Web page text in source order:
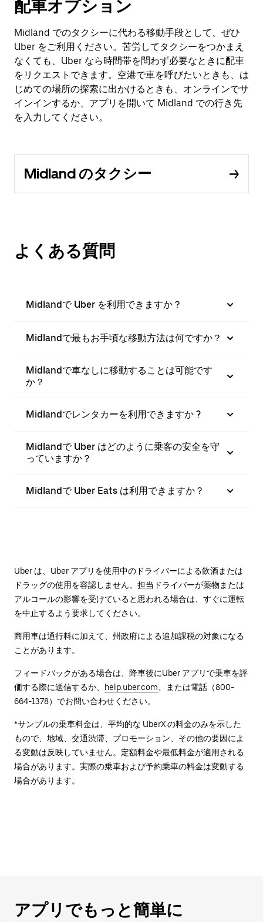
配車オプション
Midland でのタクシーに代わる移動手段として、ぜひ
Uber をご利用ください。苦労してタクシーをつかまえ
なくても、Uber なら時間帯を問わず必要なときに配車
をリクエストできます。空港で車を呼びたいときも、は
じめての場所の探索に出かけるときも、オンラインでサ
インインするか、アプリを開いて Midland での行き先
を入力してください。
Midland のタクシー
よくある質問
Midlandで Uber を利用できますか？
Midlandで最もお手頃な移動方法は何ですか？
Midlandで車なしに移動することは可能です
か？
Midlandでレンタカーを利用できますか ?
Midlandで Uber はどのように乗客の安全を守
っていますか？
Midlandで Uber Eats は利用できますか？
Uber は、Uber アプリを使用中のドライバーによる飲酒または
ドラッグの使用を容認しません。担当ドライバーが薬物または
アルコールの影響を受けていると思われる場合は、すぐに運転
を中止するよう要求してください。
商用車は通行料に加えて、州政府による追加課税の対象になる
ことがあります。
フィードバックがある場合は、降車後に⁠Uber アプリで乗車を評
価する際に送信するか、
help.uber.com 、または電話（800-
664-1378）でお問い合わせください。
*サンプルの乗車料金は、平均的な UberX の料金のみを示した
もので、地域、交通渋滞、プロモーション、その他の要因によ
る変動は反映していません。定額料金や最低料金が適用される
場合があります。実際の乗車および予約乗車の料金は変動する
場合があります。
アプリでもっと簡単に